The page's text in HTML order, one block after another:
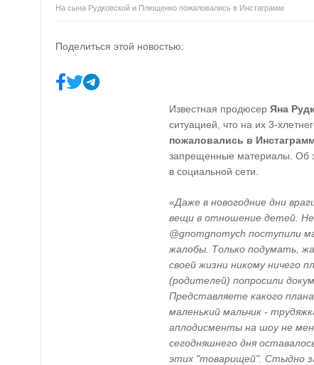
На сына Рудковской и Плющенко пожаловались в Инстаграмм
Поделиться этой новостью:
Известная продюсер Яна
ситуацией, что на их 3-
пожаловались в
запрещенные материалы. Об
в социальной сети.
«Даже в новогодние дни
вещи в отношение детей.
@gnomgnomych поступили
жалобы. Только подумать,
своей жизни никому ничего
(родителей) попросили
Представляете какого
маленький мальчик -
аплодисменты на шоу не
сегодняшнего дня
этих "товарищей". Стыдно